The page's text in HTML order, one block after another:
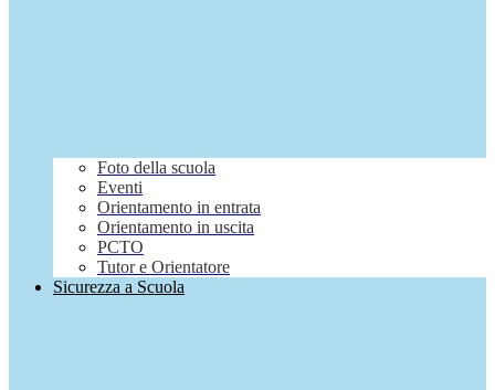
Foto della scuola
Eventi
Orientamento in entrata
Orientamento in uscita
PCTO
Tutor e Orientatore
Sicurezza a Scuola